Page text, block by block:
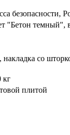
безопасности,
"Бетон темный",
со
кг
плитой